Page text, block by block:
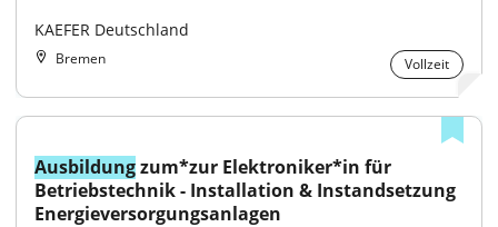
KAEFER Deutschland
Bremen Vollzeit
Ausbildung zum*zur Elektroniker*in für
Betriebstechnik - Installation & Instandsetzung
Energieversorgungsanlagen